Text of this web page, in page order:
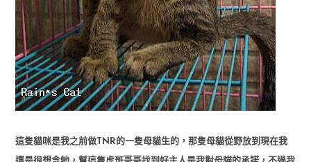
這隻貓咪是我之前做TNR的一隻母貓生的，那隻母貓從野放到現在我